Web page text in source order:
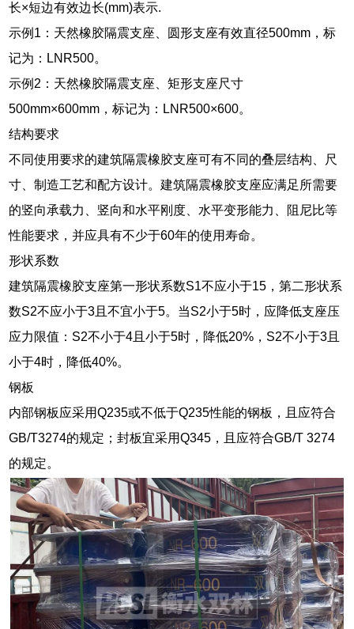
长×短边有效边长(mm)表示.
示例1：天然橡胶隔震支座、圆形支座有效直径500mm，标
记为：LNR500。
示例2：天然橡胶隔震支座、矩形支座尺寸
500mm×600mm，标记为：LNR500×600。
结构要求
不同使用要求的建筑隔震橡胶支座可有不同的叠层结构、尺
寸、制造工艺和配方设计。建筑隔震橡胶支座应满足所需要
的竖向承载力、竖向和水平刚度、水平变形能力、阻尼比等
性能要求，并应具有不少于60年的使用寿命。
形状系数
建筑隔震橡胶支座第一形状系数S1不应小于15，第二形状系
数S2不应小于3且不宜小于5。当S2小于5时，应降低支座压
应力限值：S2不小于4且小于5时，降低20%，S2不小于3且
小于4时，降低40%。
钢板
内部钢板应采用Q235或不低于Q235性能的钢板，且应符合
GB/T3274的规定；封板宜采用Q345，且应符合GB/T 3274
的规定。